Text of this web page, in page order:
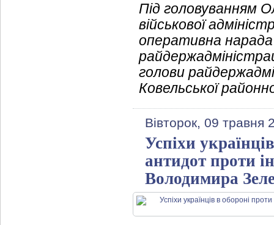
Під головуванням
військової
оперативна нарада
голови
Ковельської
Вівторок, 09 травня
Успіхи
антидот проти
Володимира